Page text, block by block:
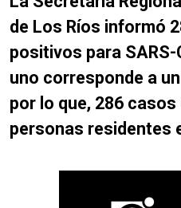
de Los Ríos informó
positivos para
uno corresponde a
por lo que, 286
personas residentes